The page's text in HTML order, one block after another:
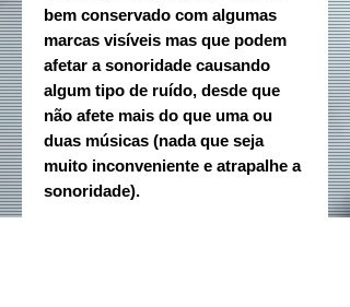
bem conservado com algumas
marcas visíveis mas que podem
afetar a sonoridade causando
algum tipo de ruído, desde que
não afete mais do que uma ou
duas músicas (nada que seja
muito inconveniente e atrapalhe a
sonoridade).